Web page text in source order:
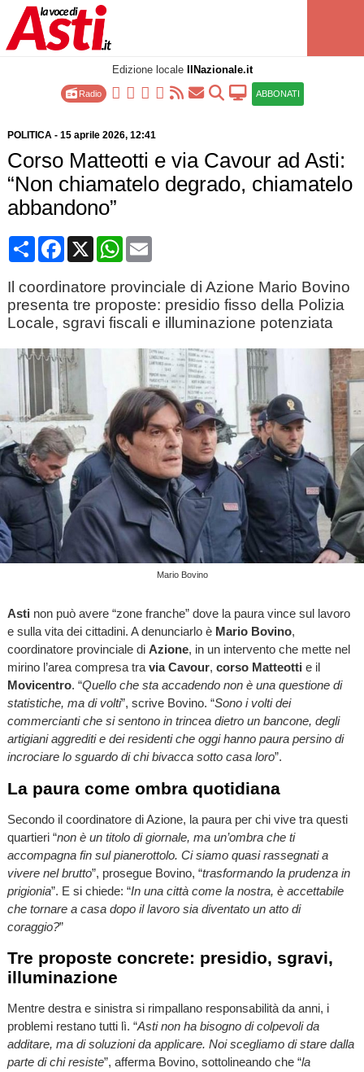
Edizione locale IlNazionale.it
Radio ABBONATI
POLITICA- 15 aprile 2026, 12:41
Corso Matteotti e via Cavour ad Asti:
“Non chiamatelo degrado, chiamatelo
abbandono”
CondividiFacebook
X WhatsApp
Email
Il coordinatore provinciale di Azione Mario Bovino
presenta tre proposte: presidio fisso della Polizia
Locale, sgravi fiscali e illuminazione potenziata
Mario Bovino
Asti non può avere “zone franche” dove la paura vince sul lavoro
e sulla vita dei cittadini. A denunciarlo è Mario Bovino,
coordinatore provinciale di Azione, in un intervento che mette nel
mirino l’area compresa travia Cavour, corso Matteotti e il
Movicentro. “Quello che sta accadendo non è una questione di
statistiche, ma di volti”, scrive Bovino. “Sono i volti dei
commercianti che si sentono in trincea dietro un bancone, degli
artigiani aggrediti e dei residenti che oggi hanno paura persino di
incrociare lo sguardo di chi bivacca sotto casa loro”.
La paura come ombra quotidiana
Secondo il coordinatore di Azione, la paura per chi vive tra questi
quartieri “non è un titolo di giornale, ma un’ombra che ti
accompagna fin sul pianerottolo. Ci siamo quasi rassegnati a
vivere nel brutto”, prosegue Bovino, “trasformando la prudenza in
prigionia”. E si chiede: “In una città come la nostra, è accettabile
che tornare a casa dopo il lavoro sia diventato un atto di
coraggio?”
Tre proposte concrete: presidio, sgravi,
illuminazione
Mentre destra e sinistra si rimpallano responsabilità da anni, i
problemi restano tutti lì. “Asti non ha bisogno di colpevoli da
additare, ma di soluzioni da applicare. Noi scegliamo di stare dalla
parte di chi resiste”, afferma Bovino, sottolineando che “la